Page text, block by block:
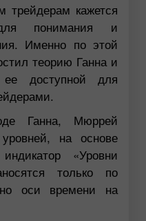
трейдерам кажется
понимания и
Именно по этой
теорию Ганна и
ее доступной для
Ганна, Мюррей
на основе
«Уровни
только по
оси времени на